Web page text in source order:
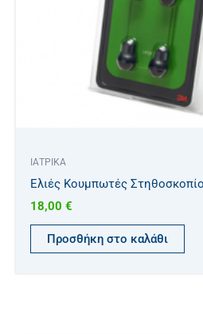
ΙΑΤΡΙΚΑ
Ελιές Κουμπωτές
18,00 €
Προσθήκη στο καλάθι